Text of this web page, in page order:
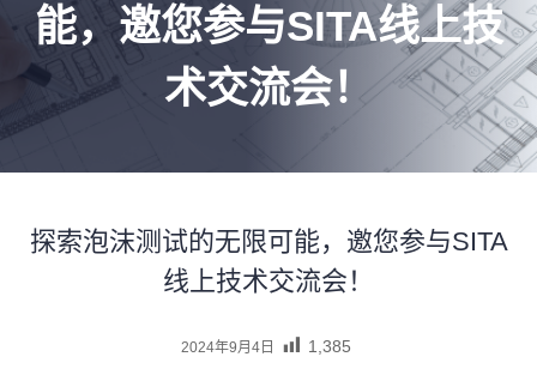
能，邀您参与SITA线上技
术交流会！
探索泡沫测试的无限可能，邀您参与SITA
线上技术交流会！
2024年9月4日 1,385